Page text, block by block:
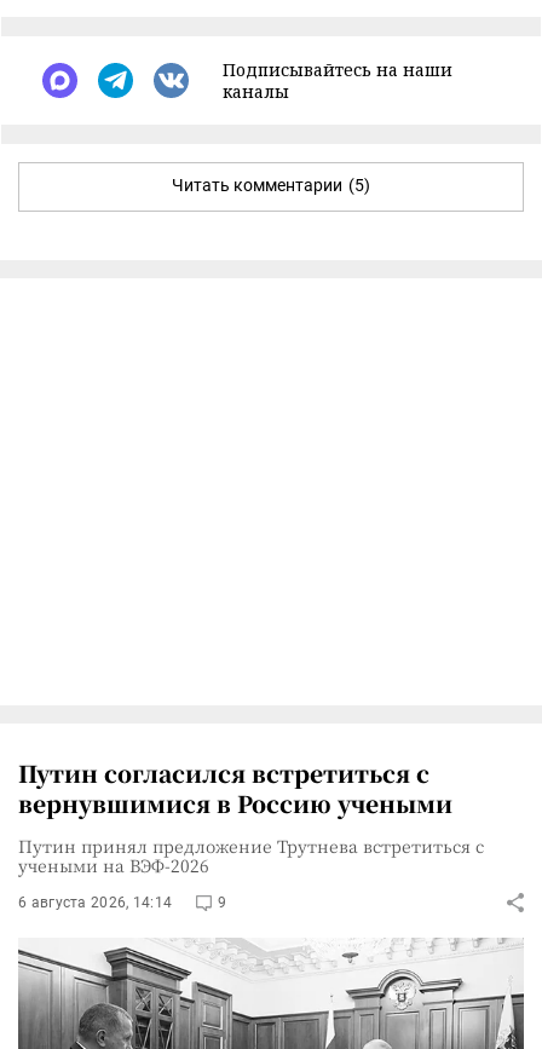
Подписывайтесь на наши
каналы
Читать комментарии (5)
Путин согласился встретиться с
вернувшимися в Россию учеными
Путин принял предложение Трутнева встретиться с
учеными на ВЭФ-2026
6 августа 2026, 14:14 9